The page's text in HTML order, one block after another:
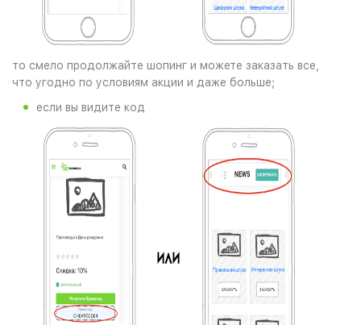
то смело продолжайте шопинг и можете заказать все,
что угодно по условиям акции и даже больше;
если вы видите код